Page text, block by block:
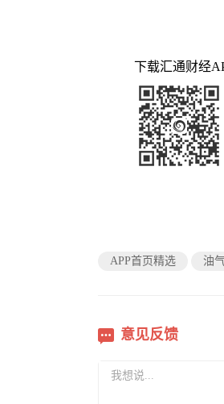
下载汇通财经
APP首页精选 油
意见反馈